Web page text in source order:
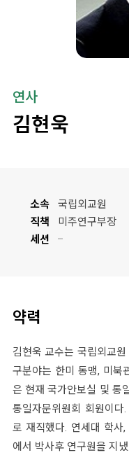
연사
김현욱
소속 국립외교원
직책
미주연구부장
세션
약력
김현욱 교수는 국립외교
구분야는 한미 동맹, 미북
은 현재 국가안보실 및 통
통일자문위원회 회원이
로 재직했다. 연세대 학사
에서 박사후 연구원을 지